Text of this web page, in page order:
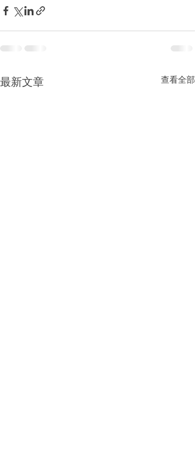
最新文章 查看全部